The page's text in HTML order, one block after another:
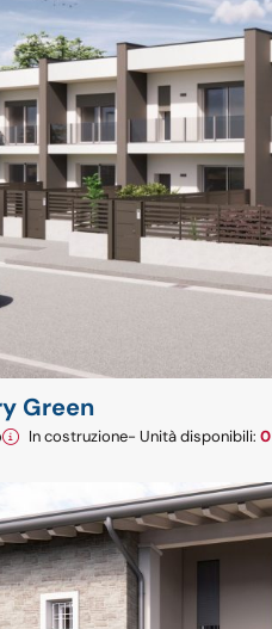
Green
In costruzione- Unità disponibili: 0